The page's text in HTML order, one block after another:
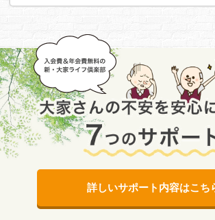
詳しいサポート内容はこち